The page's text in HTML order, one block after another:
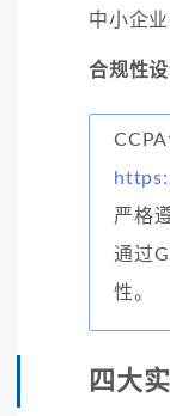
中小企
合规性
严格
通过
性。
四大